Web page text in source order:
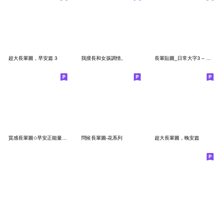
超大長輩圖，早安篇 3 我擅長和女孩調情。
問候長輩圖-花系列 超大長輩圖，晚安篇